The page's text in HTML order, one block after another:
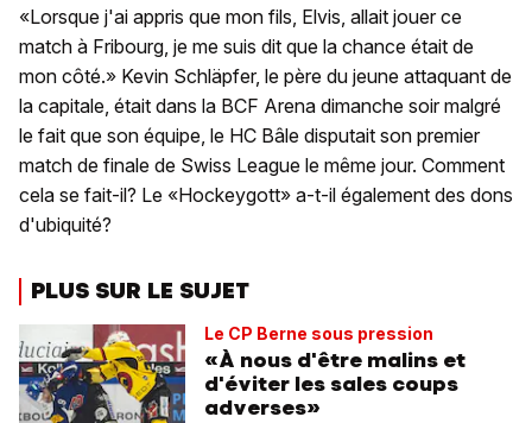
«Lorsque j'ai appris que mon fils, Elvis, allait jouer ce
match à Fribourg, je me suis dit que la chance était de
mon côté.» Kevin Schläpfer, le père du jeune attaquant de
la capitale, était dans la BCF Arena dimanche soir malgré
le fait que son équipe, le HC Bâle disputait son premier
match de finale de Swiss League le même jour. Comment
cela se fait-il? Le «Hockeygott» a-t-il également des dons
d'ubiquité?
PLUS SUR LE SUJET
Le CP Berne sous pression
«À nous d'être malins et
d'éviter les sales coups
adverses»